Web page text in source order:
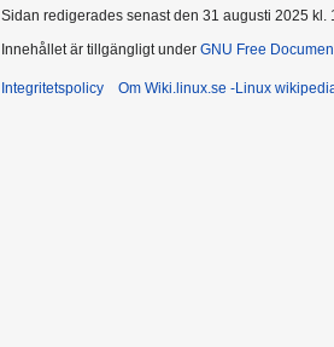
Sidan redigerades senast den 31 augusti 2025 kl.
Innehållet är tillgängligt under GNU Free
Integritetspolicy Om Wiki.linux.se -Linux